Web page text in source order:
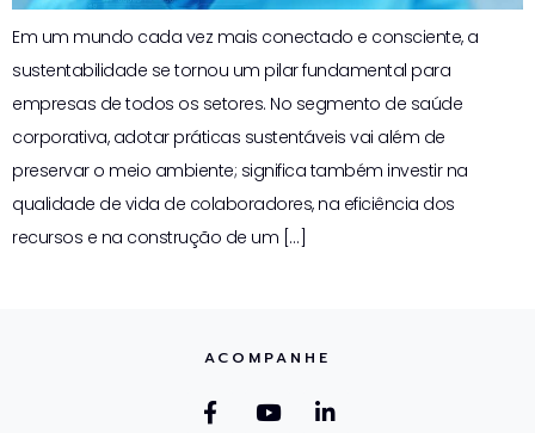
Em um mundo cada vez mais conectado e consciente, a
sustentabilidade se tornou um pilar fundamental para
empresas de todos os setores. No segmento de saúde
corporativa, adotar práticas sustentáveis vai além de
preservar o meio ambiente; significa também investir na
qualidade de vida de colaboradores, na eficiência dos
recursos e na construção de um […]
ACOMPANHE